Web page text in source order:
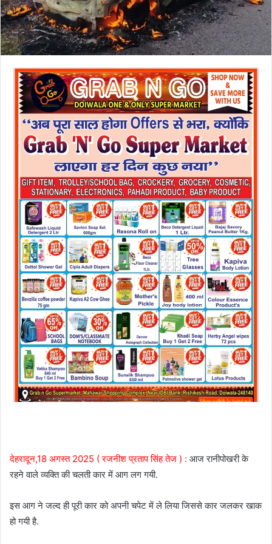
देहरादून,18 अगस्त 2025 ( रजनीश प्रताप सिंह तेज ) : आज रानीपोखरी के
रहने वाले व्यक्ति की चलती कार में आग लग गयी.
इस आग ने जल्द ही पूरी कार को अपनी चपेट में ले लिया जिससे कार जलकर खाक
हो गयी है.